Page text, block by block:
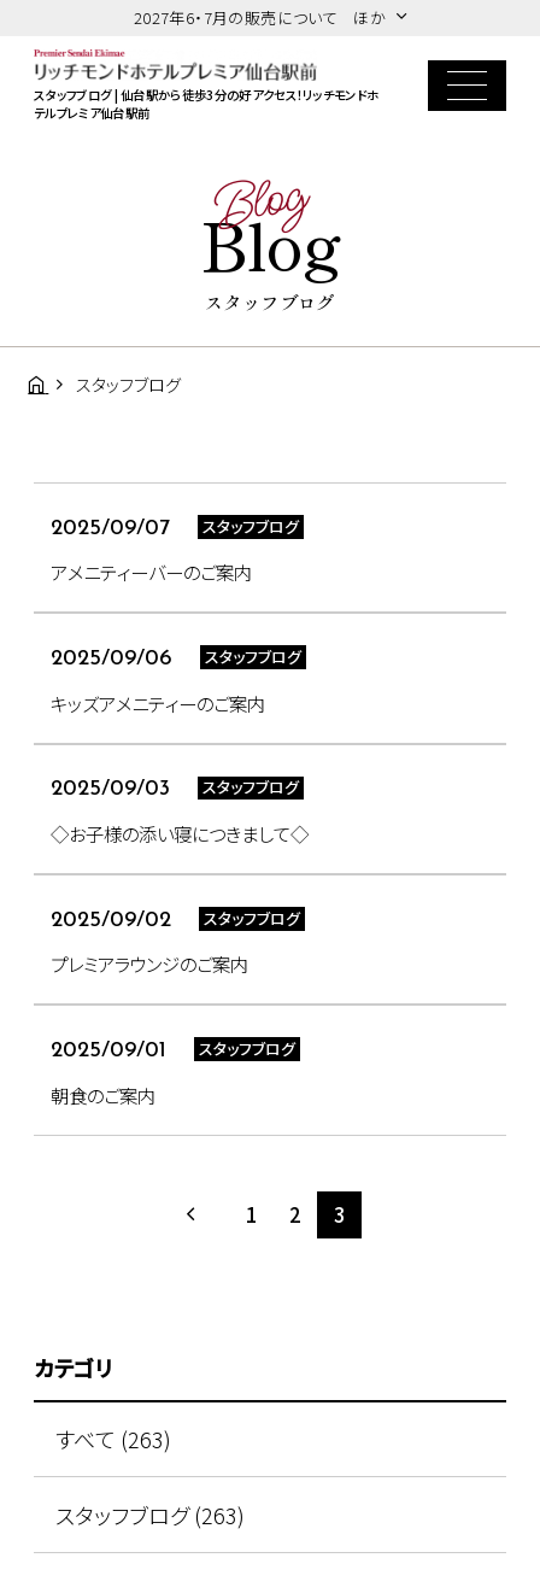
2027年6・7月の販売について ほか
スタッフブログ | 仙台駅から徒歩3分の好アクセス！リッチモンドホ
テルプレミア仙台駅前
Blog
Blog
スタッフブログ
スタッフブログ
2025/09/07 スタッフブログ
アメニティーバーのご案内
2025/09/06 スタッフブログ
キッズアメニティーのご案内
2025/09/03 スタッフブログ
◇お子様の添い寝につきまして◇
2025/09/02 スタッフブログ
プレミアラウンジのご案内
2025/09/01 スタッフブログ
朝食のご案内
1 2 3
カテゴリ
すべて (263)
スタッフブログ (263)